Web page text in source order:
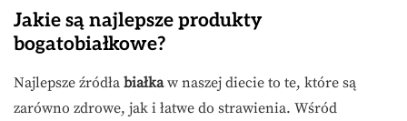
Jakie są najlepsze produkty
bogatobiałkowe?
Najlepsze źródła białkaw naszej diecie to te, które są
zarówno zdrowe, jak i łatwe do strawienia. Wśród